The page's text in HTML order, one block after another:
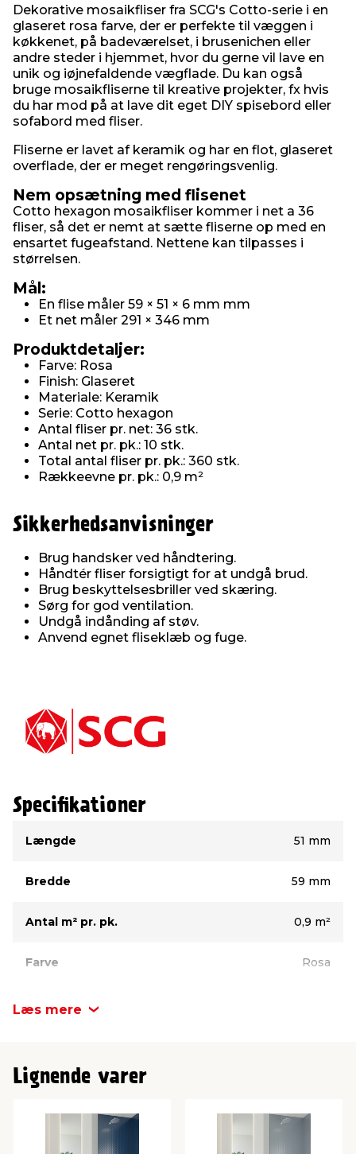
Dekorative mosaikfliser fra SCG's Cotto-serie i en
glaseret rosa farve, der er perfekte til væggen i
køkkenet, på badeværelset, i brusenichen eller
andre steder i hjemmet, hvor du gerne vil lave en
unik og iøjnefaldende vægflade. Du kan også
bruge mosaikfliserne til kreative projekter, fx hvis
du har mod på at lave dit eget DIY spisebord eller
sofabord med fliser.
Fliserne er lavet af keramik og har en flot, glaseret
overflade, der er meget rengøringsvenlig.
Nem opsætning med flisenet
Cotto hexagon mosaikfliser kommer i net a 36
fliser, så det er nemt at sætte fliserne op med en
ensartet fugeafstand. Nettene kan tilpasses i
størrelsen.
Mål:
En flise måler 59 × 51 × 6 mm mm
Et net måler 291 × 346 mm
Produktdetaljer:
Farve: Rosa
Finish: Glaseret
Materiale: Keramik
Serie: Cotto hexagon
Antal fliser pr. net: 36 stk.
Antal net pr. pk.: 10 stk.
Total antal fliser pr. pk.: 360 stk.
Rækkeevne pr. pk.: 0,9 m²
Sikkerhedsanvisninger
Brug handsker ved håndtering.
Håndtér fliser forsigtigt for at undgå brud.
Brug beskyttelsesbriller ved skæring.
Sørg for god ventilation.
Undgå indånding af støv.
Anvend egnet fliseklæb og fuge.
Specifikationer
Længde
51 mm
Bredde 59 mm
Antal m² pr. pk. 0,9 m²
Farve Rosa
Frostsikker
Læs mere
Lignende varer